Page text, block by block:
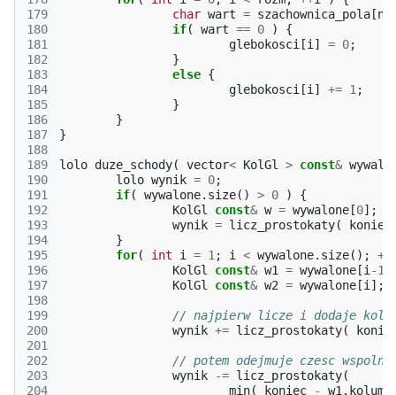
179
180
181
182
183
184
185
186
187
188
189
190
191
192
193
194
195
196
197
198
199
200
201
202
203
204
char wart = szachownica_pola [
if( wart == 0 )
{
glebokosci [i ] = 0;
}
else {
glebokosci [i ] += 1 ;
}
}
}
lolo duze_schody( vector< KolGl > const&
lolo wynik = 0;
if( wywalone. size() > 0 )
{
KolGl
const& w = wywalone [0];
wynik = licz_prostokaty(
koniec
}
for( int i = 1 ; i < wywalone. size(); ++
KolGl
const& w1 = wywalone [i -1
KolGl
const& w2 = wywalone [i ];
// najpierw licze i dodaje
wynik += licz_prostokaty(
// potem odejmuje czesc wspolna
wynik
-= licz_prostokaty(
min( koniec - w1 .